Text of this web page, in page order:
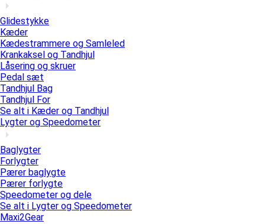
Glidestykke
Kæder
Kædestrammere og Samleled
Krankaksel og Tandhjul
Låsering og skruer
Pedal sæt
Tandhjul Bag
Tandhjul For
Se alt i Kæder og Tandhjul
Lygter og Speedometer
Baglygter
Forlygter
Pærer baglygte
Pærer forlygte
Speedometer og dele
Se alt i Lygter og Speedometer
Maxi2Gear